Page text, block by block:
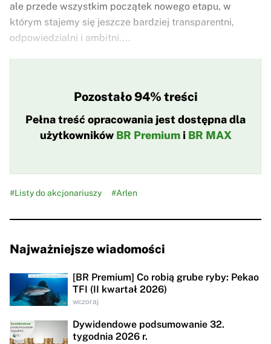
ale przede wszystkim początek nowego etapu, w
którym stajemy się jeszcze bardziej transparentni,
odpowiedzialni i ambitni....
Pozostało 94% treści
Pełna treść opracowania jest dostępna dla
użytkowników BR Premiumi BR MAX
#Listy do akcjonariuszy #Arlen
Najważniejsze wiadomości
[BR Premium] Co robią grube ryby: Pekao
TFI (II kwartał 2026)
wczoraj
Dywidendowe podsumowanie 32.
tygodnia 2026 r.